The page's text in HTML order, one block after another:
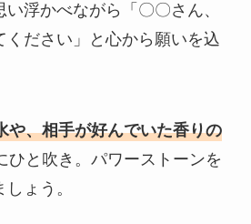
浮かべながら「〇〇さん、
ください」と心から願いを込
や、相手が好んでいた香りの
ひと吹き。パワーストーンを
ょう。